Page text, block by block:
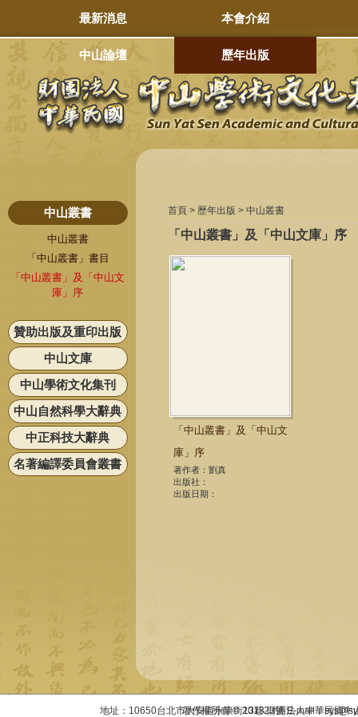
最新消息 本會介紹
中山論壇 歷年出版
中山叢書
中山叢書
「中山叢書」書目
「中山叢書」及「中山文
庫」序
贊助出版及重印出版
中山文庫
中山學術文化集刊
中山自然科學大辭典
中正科技大辭典
名著編譯委員會叢書
首頁 > 歷年出版 > 中山叢書
「中山叢書」及「中山文庫」序
「中山叢書」及「中山文
庫」序
著作者：劉真
出版社：
出版日期：
地址：10650台北市大安區永康街13巷23號 E-mail：
著作權所有 © 2013 財團法人中華民國中